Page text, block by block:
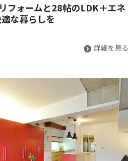
フォームと28帖のLDK＋エネ
な暮らしを
詳細を見る